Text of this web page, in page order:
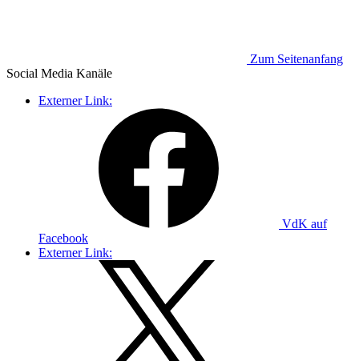
Zum Seitenanfang
Social Media Kanäle
Externer Link:
VdK auf
Facebook
Externer Link: